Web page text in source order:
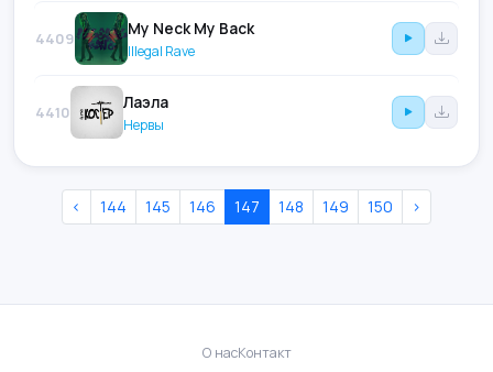
4409
My Neck My Back
Illegal Rave
4410
Лаэла
Нервы
‹ 144 145 146 147 148 149 150 ›
О насКонтакт